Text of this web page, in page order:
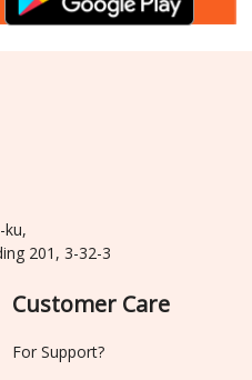
ku,
201, 3-32-3
Customer Care
For Support?